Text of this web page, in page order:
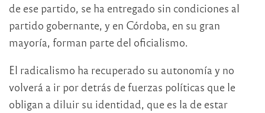
de ese partido, se ha entregado sin condiciones al
partido gobernante, y en Córdoba, en su gran
mayoría, forman parte del oficialismo.
El radicalismo ha recuperado su autonomía y no
volverá a ir por detrás de fuerzas políticas que le
obligan a diluir su identidad, que es la de estar